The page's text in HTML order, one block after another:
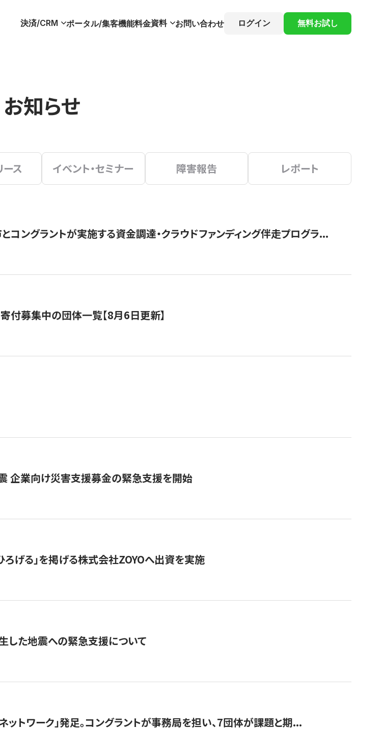
決済/CRM ポータル/集客機能料金資料 お問い合わせ ログイン 無料お試し
お知らせ
ース イベント・セミナー 障害報告 レポート
コングラントが実施する資金調達・クラウドファンディング伴走プログラ...
募集中の団体一覧【8月6日更新】
企業向け災害支援募金の緊急支援を開始
ろげる」を掲げる株式会社ZOYOへ出資を実施
した地震への緊急支援について
トワーク」発足。コングラントが事務局を担い、7団体が課題と期...